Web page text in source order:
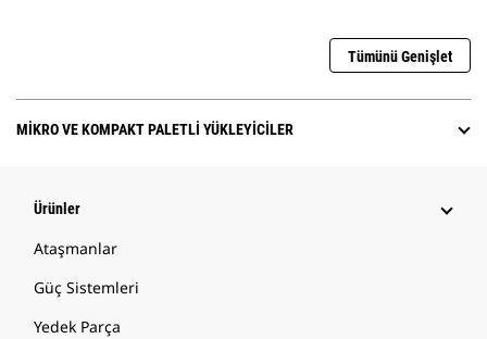
Tümünü Genişlet
MIKRO VE KOMPAKT PALETLI YÜKLEYICILER
Ürünler
Ataşmanlar
Güç Sistemleri
Yedek Parça